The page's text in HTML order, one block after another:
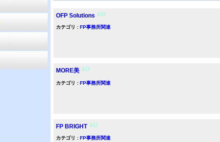
OFP Solutions
カテゴリ : FP事務所関連
MORE美
カテゴリ : FP事務所関連
FP BRIGHT
カテゴリ : FP事務所関連